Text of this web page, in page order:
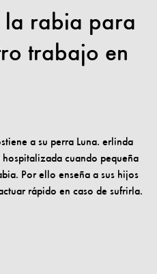
la rabia para
trabajo en